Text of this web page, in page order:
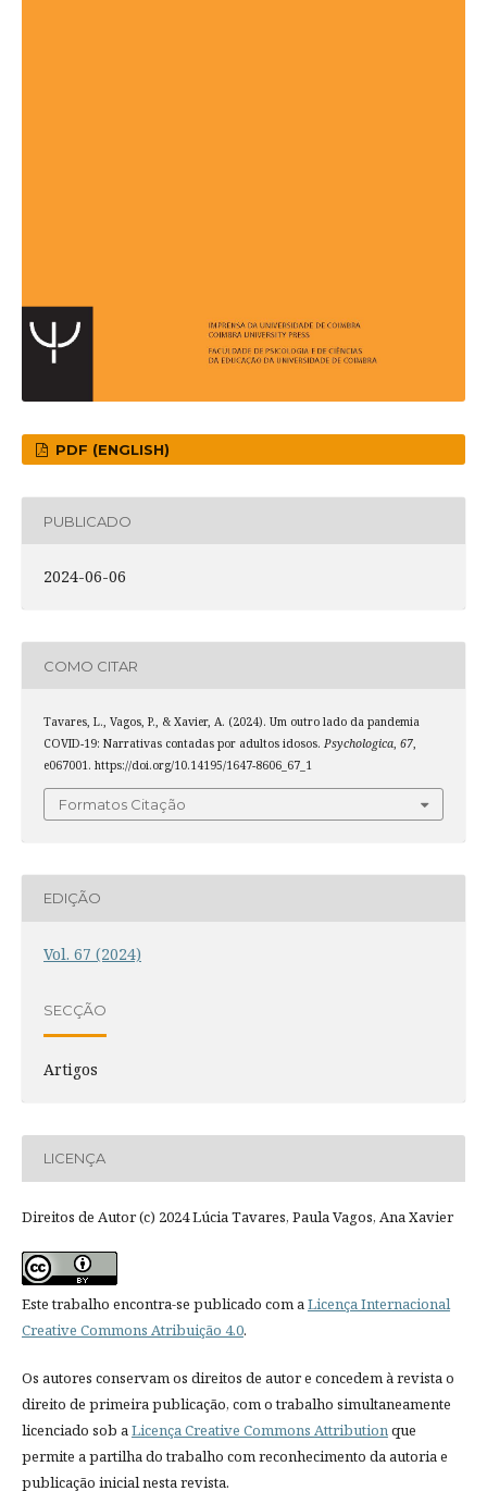
PDF (ENGLISH)
PUBLICADO
2024-06-06
COMO CITAR
Tavares, L., Vagos, P., & Xavier, A. (2024). Um outro lado da pandemia
COVID-19: Narrativas contadas por adultos idosos. Psychologica, 67,
e067001. https://doi.org/10.14195/1647-8606_67_1
Formatos Citação
EDIÇÃO
Vol. 67 (2024)
SECÇÃO
Artigos
LICENÇA
Direitos de Autor (c) 2024 Lúcia Tavares, Paula Vagos, Ana Xavier
Este trabalho encontra-se publicado com aLicença Internacional
Creative Commons Atribuição 4.0.
Os autores conservam os direitos de autor e concedem à revista o
direito de primeira publicação, com o trabalho simultaneamente
licenciado sob aLicença Creative Commons Attributionque
permite a partilha do trabalho com reconhecimento da autoria e
publicação inicial nesta revista.